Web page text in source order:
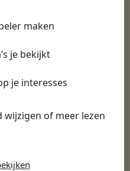
maken
je bekijkt
je interesses
wijzigen of meer lezen